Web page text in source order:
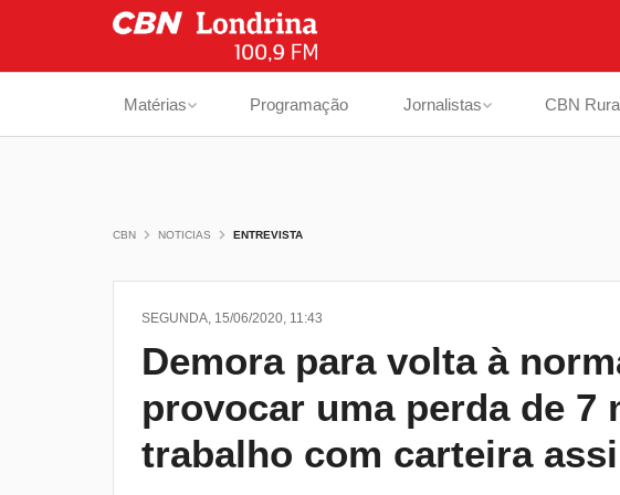
Matérias Programação Jornalistas CBN
CBN NOTICIAS ENTREVISTA
SEGUNDA, 15/06/2020, 11:43
Demora para volta à
provocar uma perda de 7
trabalho com carteira